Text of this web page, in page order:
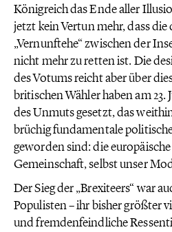
Königreich das Ende aller
jetzt kein Vertun mehr, dass
„Vernunftehe“ zwischen der
nicht mehr zu retten ist. Die
des Votums reicht aber über
britischen Wähler haben am
des Unmuts gesetzt, das
brüchig fundamentale
geworden sind: die
Gemeinschaft, selbst unser
Der Sieg der „Brexiteers“ war
Populisten – ihr bisher größter
und fremdenfeindliche